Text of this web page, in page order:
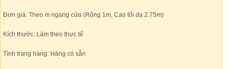
Đơn giá: Theo m ngang cửa (Rộng 1m, Cao tối đa 2.75m)
Kích thước: Làm theo thực tế
Tình trạng hàng: Hàng có sẵn